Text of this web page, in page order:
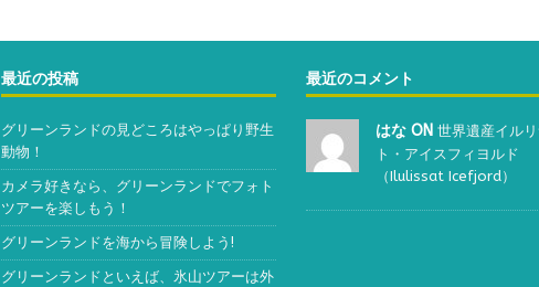
最近の投稿
グリーンランドの見どころはやっぱり野生
動物！
カメラ好きなら、グリーンランドでフォト
ツアーを楽しもう！
グリーンランドを海から冒険しよう!
グリーンランドといえば、氷山ツアーは外
最近のコメント
はな ON世界遺産イル
ト・アイスフィヨルド
（Ilulissat Icefjord）